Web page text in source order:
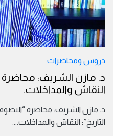
دروس ومحاضرات
د. مازن الشريف: محاضرة
النقاش والمداخلات.
د. مازن الشريف: محاضرة
التاريخ”: النقاش والمداخلات....